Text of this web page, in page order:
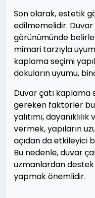
Son olarak, estetik
edilmemelidir. Duvar
görünümünde
mimari tarzıyla
kaplama seçimi
dokuların uyumu,
Duvar çatı kaplama
gereken faktörler
yalıtımı,
vermek, yapıların
açıdan da etkileyici
Bu nedenle, duvar
uzmanlardan
yapmak önemlidir.